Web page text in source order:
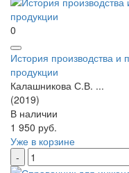
0
История производства и
продукции
Калашникова С.В. ...
(2019)
В наличии
1 950 руб.
Уже в корзине